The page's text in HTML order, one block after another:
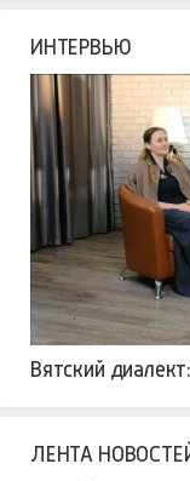
ИНТЕРВЬЮ
Вятский
ЛЕНТА